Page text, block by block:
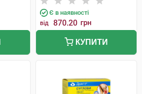
Є в наявності
від 870.20 грн
КУПИТИ